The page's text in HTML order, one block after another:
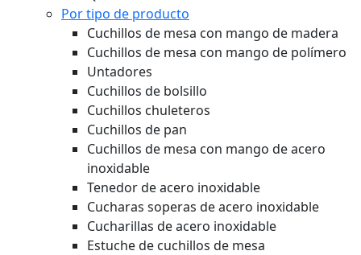
Por tipo de producto
Cuchillos de mesa con mango de madera
Cuchillos de mesa con mango de polímero
Untadores
Cuchillos de bolsillo
Cuchillos chuleteros
Cuchillos de pan
Cuchillos de mesa con mango de acero
inoxidable
Tenedor de acero inoxidable
Cucharas soperas de acero inoxidable
Cucharillas de acero inoxidable
Estuche de cuchillos de mesa